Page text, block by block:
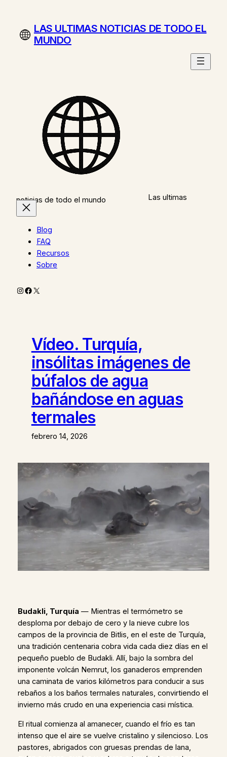
contenidoLAS ULTIMAS NOTICIAS DE TODO EL
MUNDO
Las ultimas
noticias de todo el mundo
Blog
FAQ
Recursos
Sobre
Instagram
Facebook
X
Vídeo. Turquía,
insólitas imágenes de
búfalos de agua
bañándose en aguas
termales
febrero 14, 2026
Budakli, Turquía — Mientras el termómetro se
desploma por debajo de cero y la nieve cubre los
campos de la provincia de Bitlis, en el este de Turquía,
una tradición centenaria cobra vida cada diez días en el
pequeño pueblo de Budakli. Allí, bajo la sombra del
imponente volcán Nemrut, los ganaderos emprenden
una caminata de varios kilómetros para conducir a sus
rebaños a los baños termales naturales, convirtiendo el
invierno más crudo en una experiencia casi mística.
El ritual comienza al amanecer, cuando el frío es tan
intenso que el aire se vuelve cristalino y silencioso. Los
pastores, abrigados con gruesas prendas de lana,